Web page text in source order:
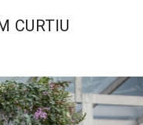
CURTIU